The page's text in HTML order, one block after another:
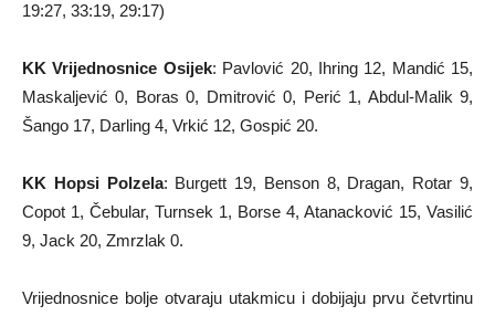
19:27, 33:19, 29:17)
KK Vrijednosnice Osijek: Pavlović 20, Ihring 12, Mandić 15,
Maskaljević 0, Boras 0, Dmitrović 0, Perić 1, Abdul-Malik 9,
Šango 17, Darling 4, Vrkić 12, Gospić 20.
KK Hopsi Polzela: Burgett 19, Benson 8, Dragan, Rotar 9,
Copot 1, Čebular, Turnsek 1, Borse 4, Atanacković 15, Vasilić
9, Jack 20, Zmrzlak 0.
Vrijednosnice bolje otvaraju utakmicu i dobijaju prvu četvrtinu